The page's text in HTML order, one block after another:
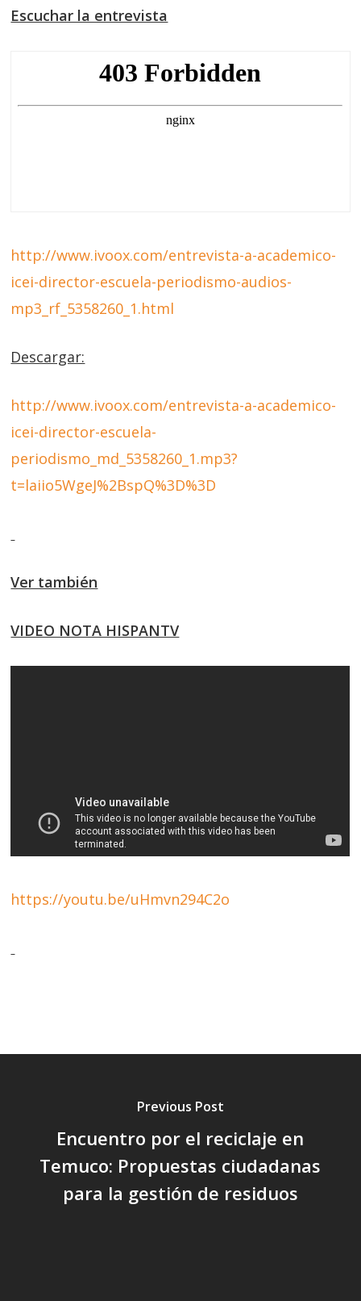
Escuchar la entrevista
http://www.ivoox.com/entrevista-a-academico-
icei-director-escuela-periodismo-audios-
mp3_rf_5358260_1.html
Descargar:
http://www.ivoox.com/entrevista-a-academico-
icei-director-escuela-
periodismo_md_5358260_1.mp3?
t=laiio5WgeJ%2BspQ%3D%3D
Ver también
VIDEO NOTA HISPANTV
https://youtu.be/uHmvn294C2o
Previous Post
Encuentro por el reciclaje en
Temuco: Propuestas ciudadanas
para la gestión de residuos